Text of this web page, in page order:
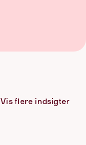
Vis flere indsigter